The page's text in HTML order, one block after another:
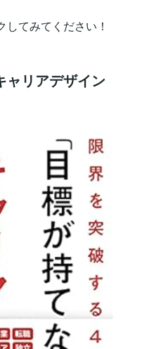
てみてください！
ャリアデザイン